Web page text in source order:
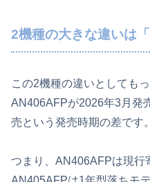
2機種の大きな違いは
この2機種の違いとしても
AN406AFPが2026年3月発
売という発売時期の差です。
つまり、AN406AFPは現行